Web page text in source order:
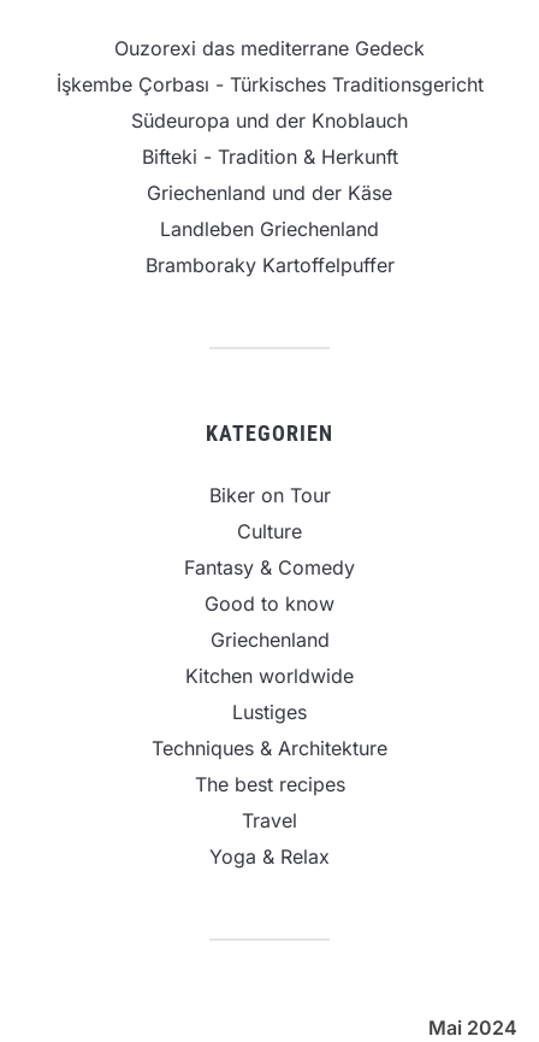
Ouzorexi das mediterrane Gedeck
İşkembe Çorbası - Türkisches Traditionsgericht
Südeuropa und der Knoblauch
Bifteki - Tradition & Herkunft
Griechenland und der Käse
Landleben Griechenland
Bramboraky Kartoffelpuffer
KATEGORIEN
Biker on Tour
Culture
Fantasy & Comedy
Good to know
Griechenland
Kitchen worldwide
Lustiges
Techniques & Architekture
The best recipes
Travel
Yoga & Relax
Mai 2024